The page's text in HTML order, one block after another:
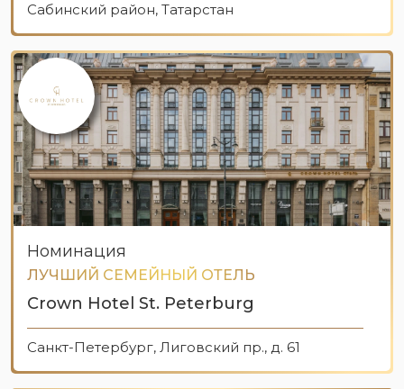
Сабинский район, Татарстан
Номинация
ЛУЧШИЙ СЕМЕЙНЫЙ ОТЕЛЬ
Crown Hotel St. Peterburg
Санкт-Петербург, Лиговский пр., д. 61